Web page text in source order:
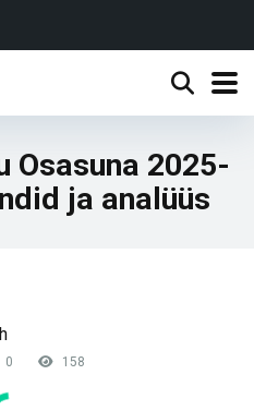
Osasuna 2025-
ja analüüs
0 158